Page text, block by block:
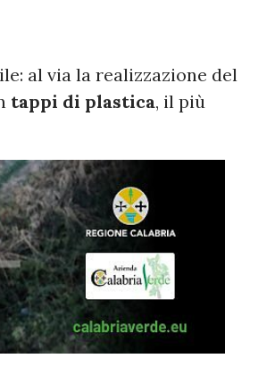
al via la realizzazione del
tappi di plastica, il più